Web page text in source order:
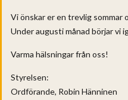
Vi önskar er en trevlig sommar
Under augusti månad börjar vi
Varma hälsningar från oss!
Styrelsen:
Ordförande, Robin Hänninen